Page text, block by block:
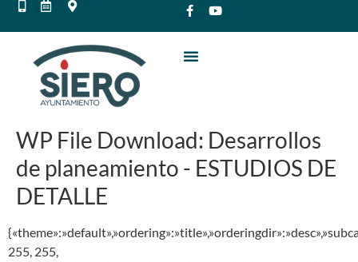
WP File Download: Desarrollos
de planeamiento - ESTUDIOS DE
DETALLE
255, 255,